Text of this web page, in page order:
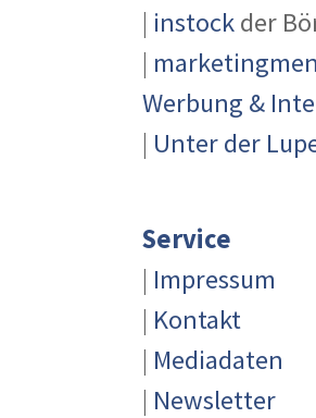
| instockder
|
Werbung &
| Unter der
Service
| Impressum
| Kontakt
| Mediadaten
| Newsletter